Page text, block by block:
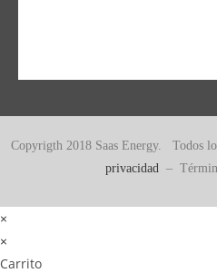
Copyrigth 2018 Saas Energy. Todos
privacidad –
×
×
Carrito